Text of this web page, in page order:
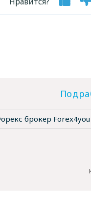
брокер Forex4you